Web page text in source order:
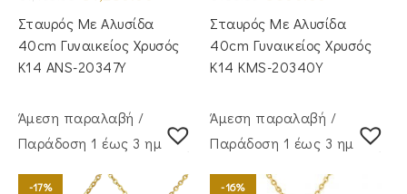
price
was:
€1,430.00. είναι:
€1,250.00.
Σταυρός Mε Aλυσίδα
40cm Γυναικείος Χρυσός
Κ14 ANS-20347Y
price
was:
€750.00.
τιμή
είναι:
€600.00.
Σταυρός Με Αλυσίδα
40cm Γυναικείος Χρυσός
Κ14 KMS-20340Y
Άμεση παραλαβή /
Παράδoση 1 έως 3 ημέρες
-17%
Άμεση παραλαβή /
Παράδoση 1 έως 3 ημέρες
-16%